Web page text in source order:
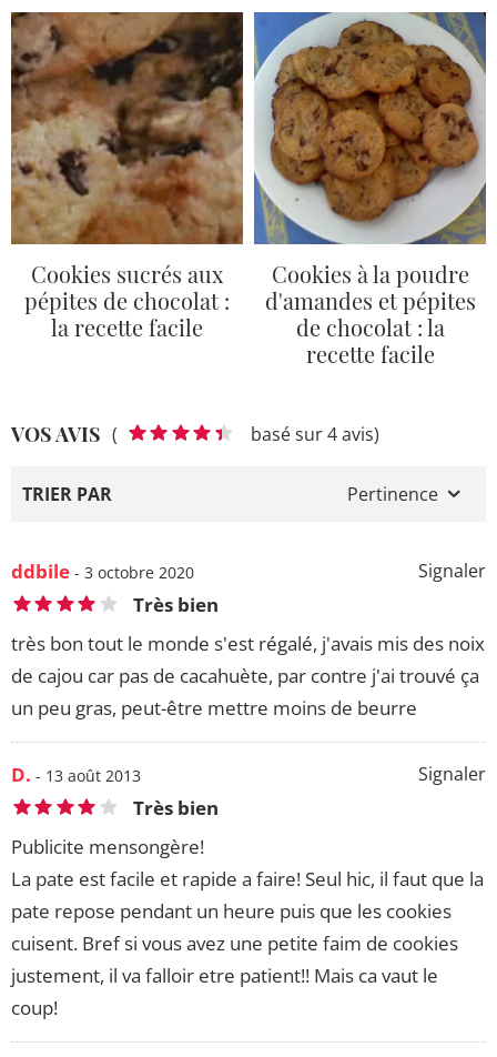
Cookies sucrés aux
pépites de chocolat :
la recette facile
Cookies à la poudre
d'amandes et pépites
de chocolat : la
recette facile
VOS AVIS ( basé sur 4 avis)
TRIER PAR Pertinence
Signaler
ddbile - 3 octobre 2020
Très bien
très bon tout le monde s'est régalé, j'avais mis des noix
de cajou car pas de cacahuète, par contre j'ai trouvé ça
un peu gras, peut-être mettre moins de beurre
Signaler
D. - 13 août 2013
Très bien
Publicite mensongère!
La pate est facile et rapide a faire! Seul hic, il faut que la
pate repose pendant un heure puis que les cookies
cuisent. Bref si vous avez une petite faim de cookies
justement, il va falloir etre patient!! Mais ca vaut le
coup!